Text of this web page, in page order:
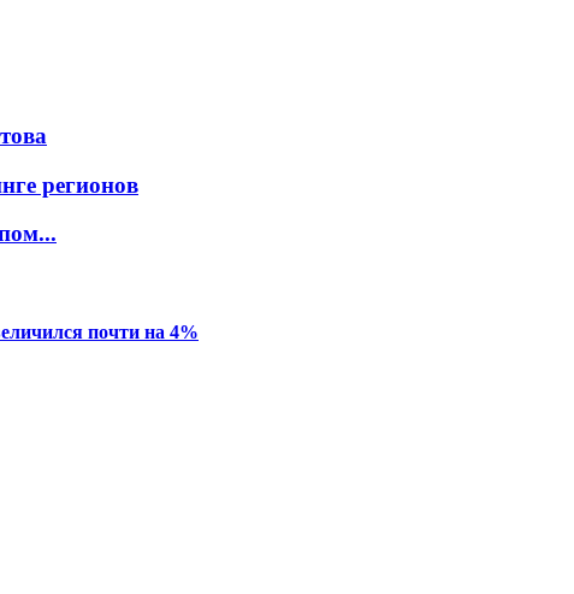
регионов
почти на 4%